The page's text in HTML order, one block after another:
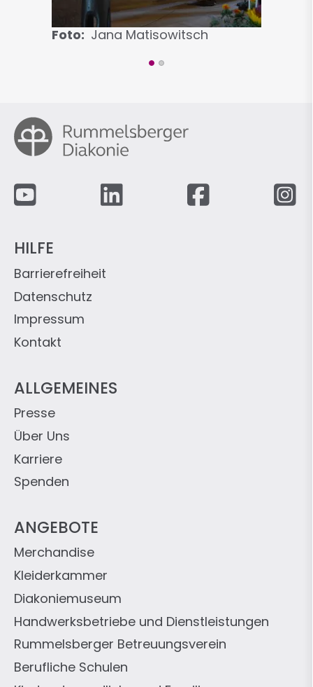
Foto Jana Matisowitsch
Fußzeile
ANGEBOTE
Berufliche Schulen
Rummelsberger Betreuungsverein
Handwerksbetriebe und Dienstleistungen
Diakoniemuseum
Kleiderkammer
Merchandise
ALLGEMEINES
Spenden
Karriere
Über Uns
Presse
HILFE
Kontakt
Impressum
Datenschutz
Barrierefreiheit